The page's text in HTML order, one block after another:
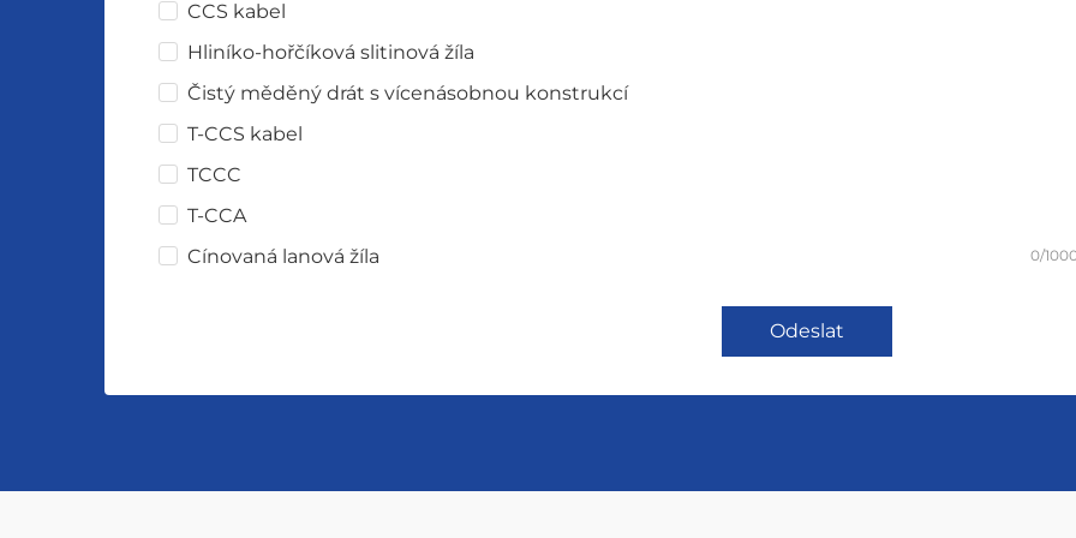
CCS kabel
Hliníko-hořčíková slitinová žíla
Čistý měděný drát s vícenásobnou konstrukcí
T-CCS kabel
TCCC
T-CCA
Cínovaná lanová žíla
0/
Odeslat